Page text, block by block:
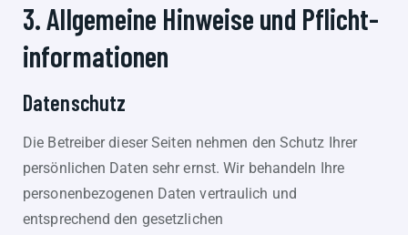
3. Allgemeine Hinweise und Pflicht­
informationen
Datenschutz
Die Betreiber dieser Seiten nehmen den Schutz Ihrer
persönlichen Daten sehr ernst. Wir behandeln Ihre
personenbezogenen Daten vertraulich und
entsprechend den gesetzlichen